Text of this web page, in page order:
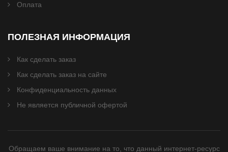
Оплата
ПОЛЕЗНАЯ ИНФОРМАЦИЯ
Как сделать заказ
Как сделать заказ на сайте
Конфиденциальность данных
Не является публичной офертой
Обращаем ваше внимание на то, что данный интернет-ресурс